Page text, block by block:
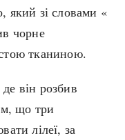
який зі словами «
чорне
тканиною.
він розбив
що три
лілеї, за